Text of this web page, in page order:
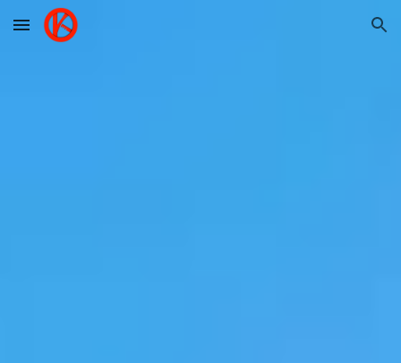
Skip to main content Skip to navigation